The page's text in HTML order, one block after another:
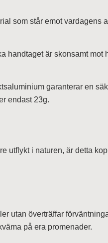
som står emot vardagens
handtaget är skonsamt
garanterar en
endast 23g.
utflykt i naturen, är detta
utan överträffar
på era promenader.